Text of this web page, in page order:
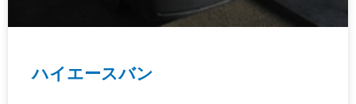
ハイエースバン